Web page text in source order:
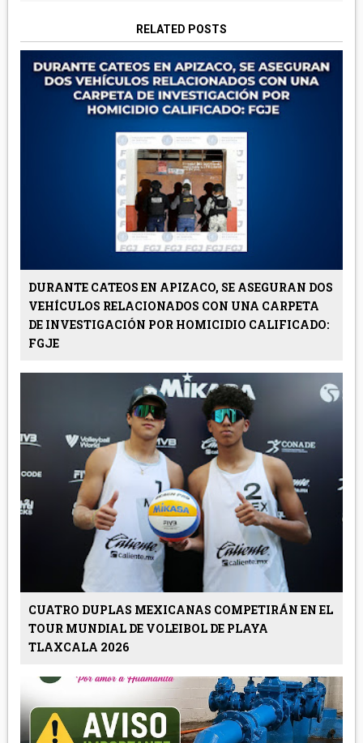
RELATED POSTS
DURANTE CATEOS EN APIZACO, SE ASEGURAN DOS
VEHÍCULOS RELACIONADOS CON UNA CARPETA
DE INVESTIGACIÓN POR HOMICIDIO CALIFICADO:
FGJE
CUATRO DUPLAS MEXICANAS COMPETIRÁN EN EL
TOUR MUNDIAL DE VOLEIBOL DE PLAYA
TLAXCALA 2026